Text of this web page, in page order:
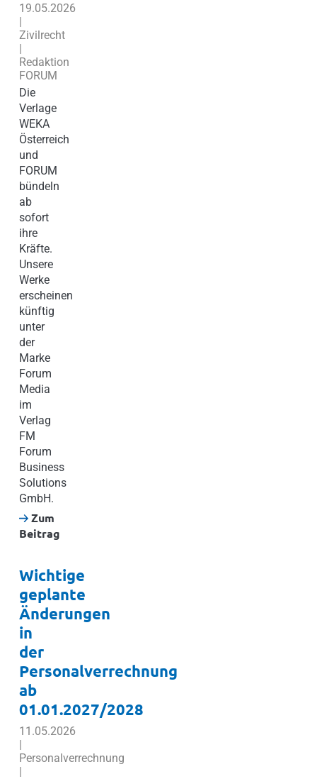
19.05.2026
|
Zivilrecht
|
Redaktion
FORUM
Die
Verlage
WEKA
Österreich
und
FORUM
bündeln
ab
sofort
ihre
Kräfte.
Unsere
Werke
erscheinen
künftig
unter
der
Marke
Forum
Media
im
Verlag
FM
Forum
Business
Solutions
GmbH.
Zum
Beitrag
Wichtige
geplante
Änderungen
in
der
Personalverrechnung
ab
01.01.2027/2028
11.05.2026
|
Personalverrechnung
|